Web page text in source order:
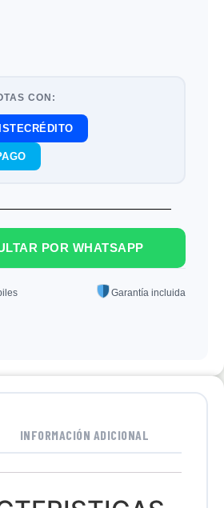
CON:
POR WHATSAPP
Garantía incluida
INFORMACIÓN ADICIONAL